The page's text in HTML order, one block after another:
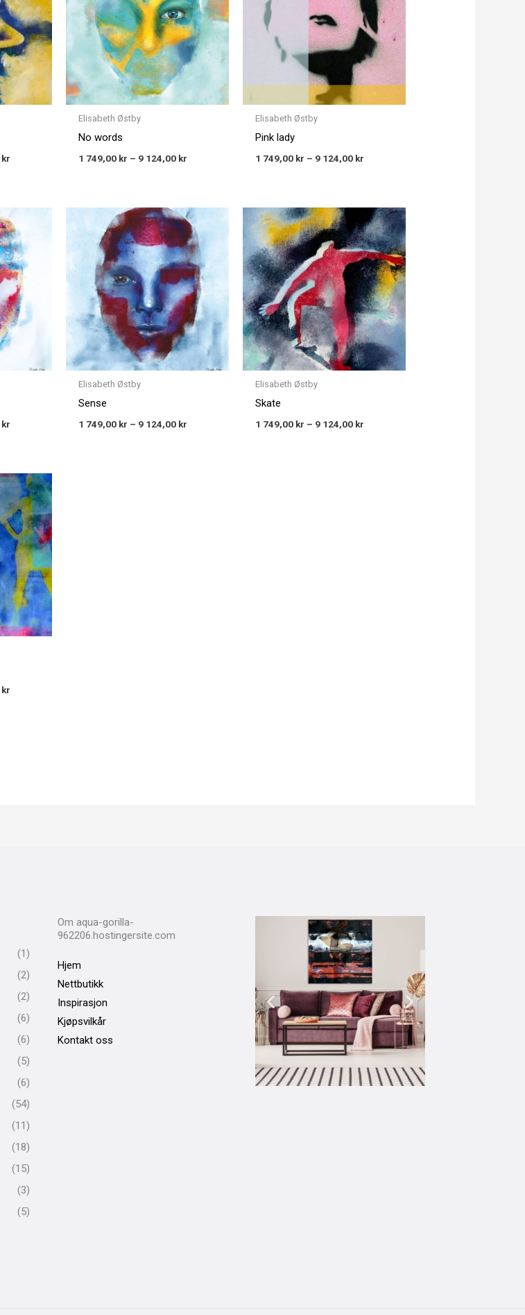
kr
Elisabeth Østby
No words
1 749,00 kr – 9 124,00 kr
Elisabeth Østby
Pink lady
1 749,00 kr – 9 124,00 kr
kr
range:
1 749,00 kr
through
9 124,00 kr
Elisabeth Østby
Sense
1 749,00 kr – 9 124,00 kr
Price
range:
1 749,00 kr
through
9 124,00 kr
Elisabeth Østby
Skate
1 749,00 kr – 9 124,00 kr
Price
range:
1 749,00 kr
through
9 124,00 kr
kr
Price
range:
1 749,00 kr
through
9 124,00 kr
(1)
(2)
(2)
(6)
(6)
(5)
(6)
(54)
(11)
(18)
(15)
(3)
(5)
Om aqua-gorilla-
962206.hostingersite.com
Hjem
Nettbutikk
Inspirasjon
Kjøpsvilkår
Kontakt oss